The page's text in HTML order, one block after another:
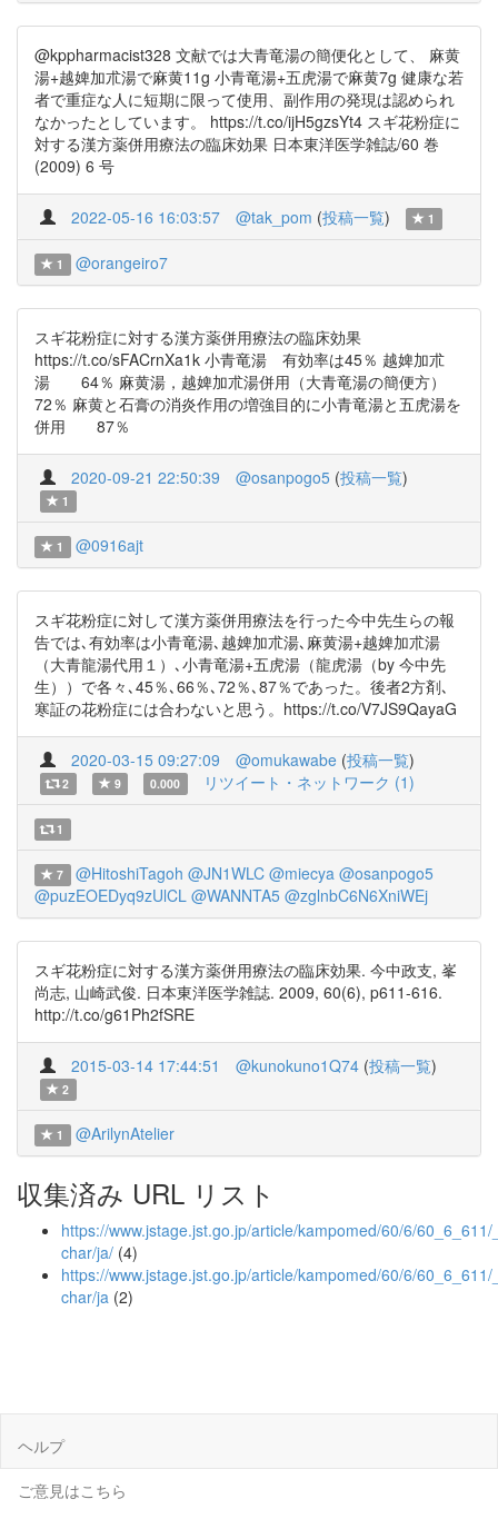
@kppharmacist328 文献では大青竜湯の簡便化として、 麻黄
湯+越婢加朮湯で麻黄11g 小青竜湯+五虎湯で麻黄7g 健康な若
者で重症な人に短期に限って使用、副作用の発現は認められ
なかったとしています。 https://t.co/ijH5gzsYt4 スギ花粉症に
対する漢方薬併用療法の臨床効果 日本東洋医学雑誌/60 巻
(2009) 6 号
2022-05-16 16:03:57 @tak_pom (投稿一覧) 1
1 @orangeiro7
スギ花粉症に対する漢方薬併用療法の臨床効果
https://t.co/sFACrnXa1k 小青竜湯 有効率は45％ 越婢加朮
湯 64％ 麻黄湯，越婢加朮湯併用（大青竜湯の簡便方）
72％ 麻黄と石膏の消炎作用の増強目的に小青竜湯と五虎湯を
併用 87％
2020-09-21 22:50:39 @osanpogo5 (投稿一覧)
1
1 @0916ajt
スギ花粉症に対して漢方薬併用療法を行った今中先生らの報
告では､有効率は小青竜湯､越婢加朮湯､麻黄湯+越婢加朮湯
（大青龍湯代用１）､小青竜湯+五虎湯（龍虎湯（by 今中先
生））で各々､45％､66％､72％､87％であった。後者2方剤､
寒証の花粉症には合わないと思う。https://t.co/V7JS9QayaG
2020-03-15 09:27:09 @omukawabe (投稿一覧)
2 9 0.000 リツイート・ネットワーク (1)
1
7 @HitoshiTagoh @JN1WLC @miecya @osanpogo5
@puzEOEDyq9zUlCL @WANNTA5 @zglnbC6N6XniWEj
スギ花粉症に対する漢方薬併用療法の臨床効果. 今中政支, 峯
尚志, 山崎武俊. 日本東洋医学雑誌. 2009, 60(6), p611-616.
http://t.co/g61Ph2fSRE
2015-03-14 17:44:51 @kunokuno1Q74 (投稿一覧)
2
1 @ArilynAtelier
収集済み URL リスト
https://www.jstage.jst.go.jp/article/kampomed/60/6/60_6_611/
char/ja/ (4)
https://www.jstage.jst.go.jp/article/kampomed/60/6/60_6_611/
char/ja (2)
ヘルプ
ご意見はこちら